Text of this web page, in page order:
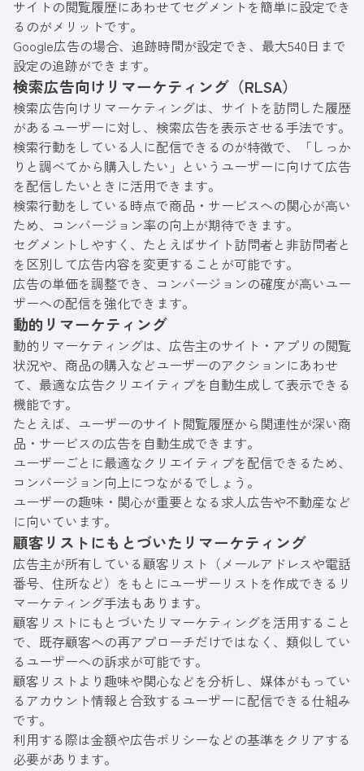
サイトの閲覧履歴にあわせてセグメントを簡単に設定でき
るのがメリットです。
Google広告の場合、追跡時間が設定でき、最大540日まで
設定の追跡ができます。
検索広告向けリマーケティング（RLSA）
検索広告向けリマーケティングは、サイトを訪問した履歴
があるユーザーに対し、検索広告を表示させる手法です。
検索行動をしている人に配信できるのが特徴で、「しっか
りと調べてから購入したい」というユーザーに向けて広告
を配信したいときに活用できます。
検索行動をしている時点で商品・サービスへの関心が高い
ため、コンバージョン率の向上が期待できます。
セグメントしやすく、たとえばサイト訪問者と非訪問者と
を区別して広告内容を変更することが可能です。
広告の単価を調整でき、コンバージョンの確度が高いユー
ザーへの配信を強化できます。
動的リマーケティング
動的リマーケティングは、広告主のサイト・アプリの閲覧
状況や、商品の購入などユーザーのアクションにあわせ
て、最適な広告クリエイティブを自動生成して表示できる
機能です。
たとえば、ユーザーのサイト閲覧履歴から関連性が深い商
品・サービスの広告を自動生成できます。
ユーザーごとに最適なクリエイティブを配信できるため、
コンバージョン向上につながるでしょう。
ユーザーの趣味・関心が重要となる求人広告や不動産など
に向いています。
顧客リストにもとづいたリマーケティング
広告主が所有している顧客リスト（メールアドレスや電話
番号、住所など）をもとにユーザーリストを作成できるリ
マーケティング手法もあります。
顧客リストにもとづいたリマーケティングを活用すること
で、既存顧客への再アプローチだけではなく、類似してい
るユーザーへの訴求が可能です。
顧客リストより趣味や関心などを分析し、媒体がもってい
るアカウント情報と合致するユーザーに配信できる仕組み
です。
利用する際は金額や広告ポリシーなどの基準をクリアする
必要があります。